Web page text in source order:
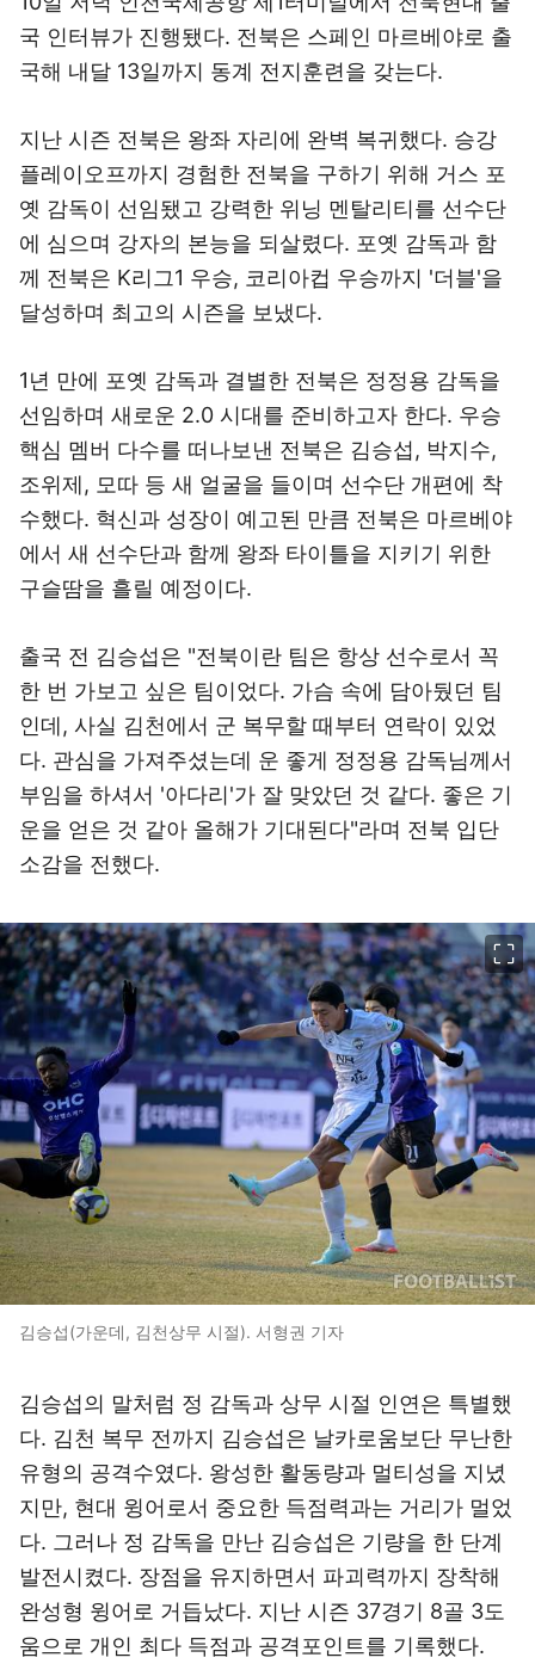
국 인터뷰가 진행됐다. 전북은 스페인 마르베야로 출
국해 내달 13일까지 동계 전지훈련을 갖는다.
지난 시즌 전북은 왕좌 자리에 완벽 복귀했다. 승강
플레이오프까지 경험한 전북을 구하기 위해 거스 포
옛 감독이 선임됐고 강력한 위닝 멘탈리티를 선수단
에 심으며 강자의 본능을 되살렸다. 포옛 감독과 함
께 전북은 K리그1 우승, 코리아컵 우승까지 '더블'을
달성하며 최고의 시즌을 보냈다.
1년 만에 포옛 감독과 결별한 전북은 정정용 감독을
선임하며 새로운 2.0 시대를 준비하고자 한다. 우승
핵심 멤버 다수를 떠나보낸 전북은 김승섭, 박지수,
조위제, 모따 등 새 얼굴을 들이며 선수단 개편에 착
수했다. 혁신과 성장이 예고된 만큼 전북은 마르베야
에서 새 선수단과 함께 왕좌 타이틀을 지키기 위한
구슬땀을 흘릴 예정이다.
출국 전 김승섭은 "전북이란 팀은 항상 선수로서 꼭
한 번 가보고 싶은 팀이었다. 가슴 속에 담아뒀던 팀
인데, 사실 김천에서 군 복무할 때부터 연락이 있었
다. 관심을 가져주셨는데 운 좋게 정정용 감독님께서
부임을 하셔서 '아다리'가 잘 맞았던 것 같다. 좋은 기
운을 얻은 것 같아 올해가 기대된다"라며 전북 입단
소감을 전했다.
김승섭(가운데, 김천상무 시절). 서형권 기자
김승섭의 말처럼 정 감독과 상무 시절 인연은 특별했
다. 김천 복무 전까지 김승섭은 날카로움보단 무난한
유형의 공격수였다. 왕성한 활동량과 멀티성을 지녔
지만, 현대 윙어로서 중요한 득점력과는 거리가 멀었
다. 그러나 정 감독을 만난 김승섭은 기량을 한 단계
발전시켰다. 장점을 유지하면서 파괴력까지 장착해
완성형 윙어로 거듭났다. 지난 시즌 37경기 8골 3도
움으로 개인 최다 득점과 공격포인트를 기록했다.